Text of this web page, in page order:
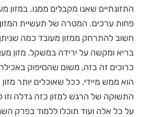
התזונתיים שאנו מקבלים ממנו. במזון
פחות ערכים. המטרה של תעשיית
חשוב להתרחק ממזון מעובד כמה
בריא ומקשה על ירידה במשקל. מזון
כרוכים זה בזה, משום שהסיפוק
הוא ממש מיידי. ככל שאוכלים יותר
התשוקה של הרגש למזון כזה גדלה
על כל אלה ועוד תוכלו ללמוד בפרק